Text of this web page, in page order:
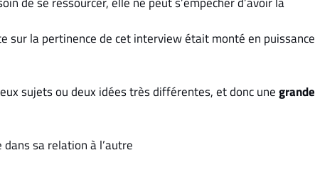
sur la pertinence de cet interview était monté en puissance
sujets ou deux idées très différentes, et donc unegrande
dans sa relation à l’autre